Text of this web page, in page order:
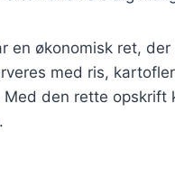
en økonomisk ret,
med ris,
den rette opskrift